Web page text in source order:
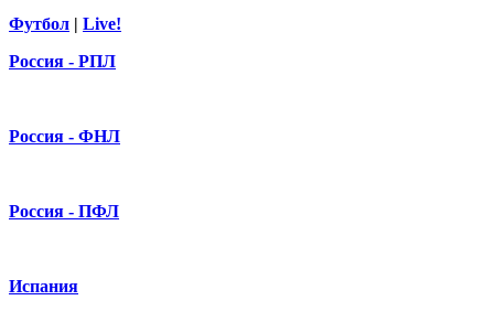
Футбол | Live!
Россия - РПЛ
Россия - ФНЛ
Россия - ПФЛ
Испания